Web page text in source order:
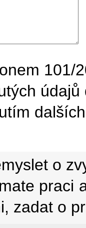
101/
o
praci
zadat o